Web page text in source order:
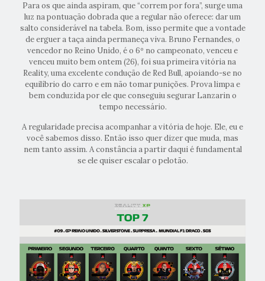
Para os que ainda aspiram, que “correm por fora”, surge uma
luz na pontuação dobrada que a regular não oferece: dar um
salto considerável na tabela. Bom, isso permite que a vontade
de erguer a taça ainda permaneça viva. Bruno Fernandes, o
vencedor no Reino Unido, é o 6º no campeonato, venceu e
venceu muito bem ontem (26), foi sua primeira vitória na
Reality, uma excelente condução de Red Bull, apoiando-se no
equilíbrio do carro e em não tomar punições. Prova limpa e
bem conduzida por ele que conseguiu segurar Lanzarin o
tempo necessário.
A regularidade precisa acompanhar a vitória de hoje. Ele, eu e
você sabemos disso. Então isso quer dizer que muda, mas
nem tanto assim. A constância a partir daqui é fundamental
se ele quiser escalar o pelotão.